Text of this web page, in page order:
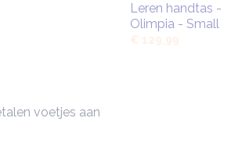
voetjes aan
Leren handtas -
Olimpia - Small
€ 129,99